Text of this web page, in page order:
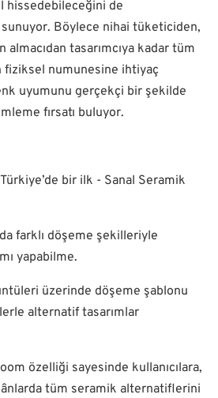
hissedebileceğini de
Böylece nihai tüketiciden,
almacıdan tasarımcıya kadar tüm
numunesine ihtiyaç
uyumunu gerçekçi bir şekilde
fırsatı buluyor.
bir ilk - Sanal Seramik
farklı döşeme şekilleriyle
yapabilme.
üzerinde döşeme şablonu
alternatif tasarımlar
özelliği sayesinde kullanıcılara,
tüm seramik alternatiflerini